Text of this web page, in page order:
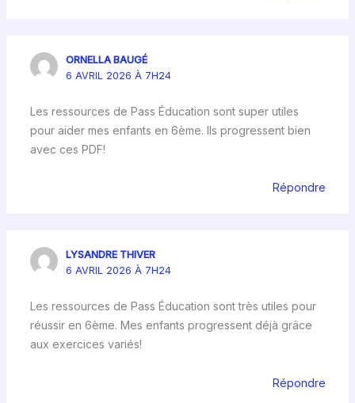
ORNELLA BAUGÉ
6 AVRIL 2026 À 7H24
Les ressources de Pass Éducation sont super utiles
pour aider mes enfants en 6ème. Ils progressent bien
avec ces PDF!
Répondre
LYSANDRE THIVER
6 AVRIL 2026 À 7H24
Les ressources de Pass Éducation sont très utiles pour
réussir en 6ème. Mes enfants progressent déjà grâce
aux exercices variés!
Répondre